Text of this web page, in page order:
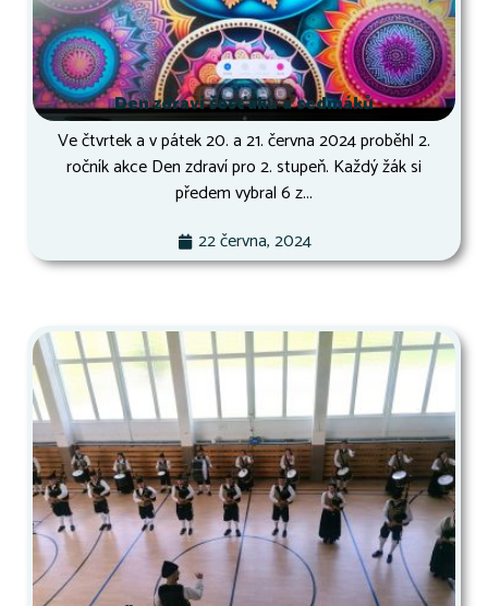
Den zdraví šesťáků a sedmáků
Ve čtvrtek a v pátek 20. a 21. června 2024 proběhl 2.
ročník akce Den zdraví pro 2. stupeň. Každý žák si
předem vybral 6 z...
22 června, 2024